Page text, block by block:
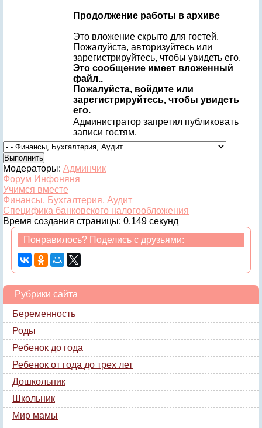
Продолжение работы в архиве
Это вложение скрыто для гостей.
Пожалуйста, авторизуйтесь или
зарегистрируйтесь, чтобы увидеть его.
Это сообщение имеет вложенный
файл..
Пожалуйста, войдите или
зарегистрируйтесь, чтобы увидеть
его.
Администратор запретил публиковать
записи гостям.
Модераторы: Админчик
Форум Инфоняня
Учимся вместе
Финансы, Бухгалтерия, Аудит
Специфика банковского налогообложения
Время создания страницы: 0.149 секунд
Понравилось? Поделись с друзьями:
Рубрики сайта
Беременность
Роды
Ребенок до года
Ребенок от года до трех лет
Дошкольник
Школьник
Мир мамы